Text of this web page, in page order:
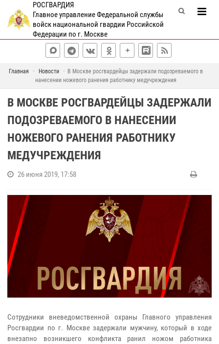
РОСГВАРДИЯ
Главное управление Федеральной службы
войск национальной гвардии Российской
Федерации по г. Москве
Главная Новости
В Москве росгвардейцы задержали подозреваемого в
нанесении ножевого ранения работнику медучреждения
В МОСКВЕ РОСГВАРДЕЙЦЫ ЗАДЕРЖАЛИ
ПОДОЗРЕВАЕМОГО В НАНЕСЕНИИ
НОЖЕВОГО РАНЕНИЯ РАБОТНИКУ
МЕДУЧРЕЖДЕНИЯ
26 июня 2019, 17:58
Сотрудники вневедомственной охраны Главного управления
Росгвардии по г. Москве задержали мужчину, который в ходе
внезапно возникшего конфликта ранил ножом работника